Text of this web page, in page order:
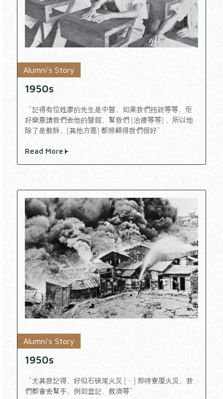
Alumni's Story
1950s
“記得有位姓廖的先生是中醫，如果我們扭親等等，佢
好樂意請我們去他的醫館，幫我們 [治療等等] ，所以他
除了是教師，[其他方面] 都照顧得我們很好”
Read More
Alumni's Story
1950s
“尤其我記得，好似石硤尾火災 […] 那時寮屋火災，我
們都會去幫手，例如登記、救濟等”